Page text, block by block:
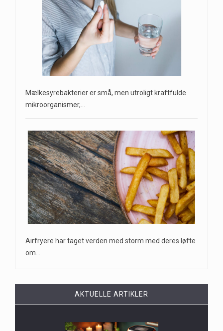
Mælkesyrebakterier er små, men utroligt kraftfulde
mikroorganismer,…
Airfryere har taget verden med storm med deres løfte
om…
AKTUELLE ARTIKLER